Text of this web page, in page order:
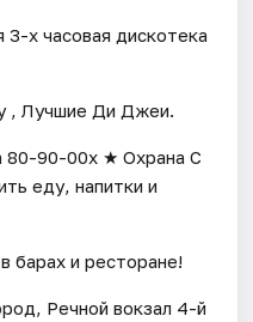
х часовая дискотека
, Лучшие Ди Джеи.
80-90-00х ★ Охрана С
еду, напитки и
барах и ресторане!
Речной вокзал 4-й